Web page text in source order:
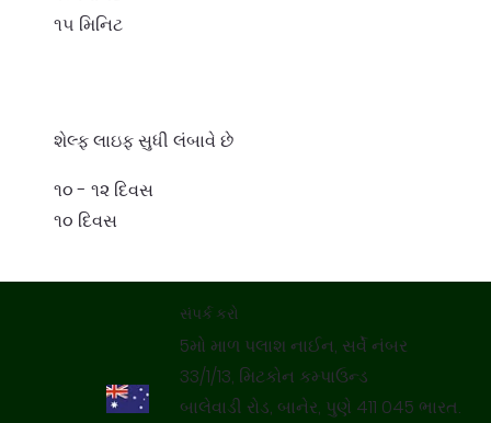
૧૫ મિનિટ
શેલ્ફ લાઇફ સુધી લંબાવે છે
૧૦ - ૧૨ દિવસ
૧૦ દિવસ
સંપર્ક કરો
5મો માળ પલાશ નાઈન, સર્વે નંબર
33/1/13, મિટકોન કમ્પાઉન્ડ
બાલેવાડી રોડ, બાનેર, પુણે 411 045 ભારત.